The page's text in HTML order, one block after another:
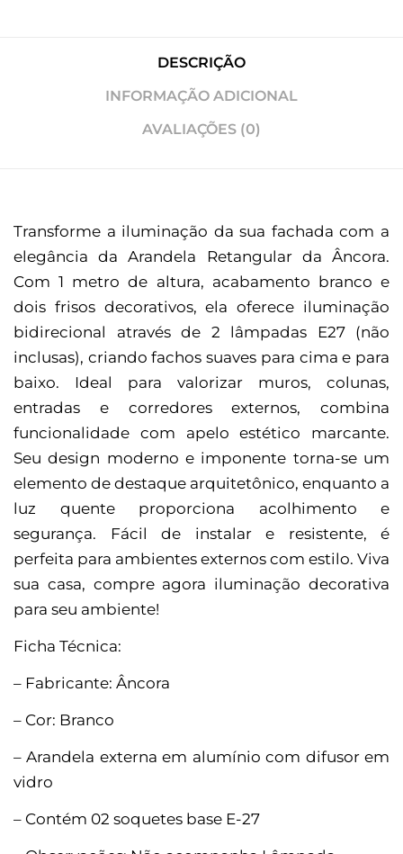
DESCRIÇÃO
INFORMAÇÃO ADICIONAL
AVALIAÇÕES (0)
Transforme a iluminação da sua fachada com a
elegância da Arandela Retangular da Âncora.
Com 1 metro de altura, acabamento branco e
dois frisos decorativos, ela oferece iluminação
bidirecional através de 2 lâmpadas E27 (não
inclusas), criando fachos suaves para cima e para
baixo. Ideal para valorizar muros, colunas,
entradas e corredores externos, combina
funcionalidade com apelo estético marcante.
Seu design moderno e imponente torna-se um
elemento de destaque arquitetônico, enquanto a
luz quente proporciona acolhimento e
segurança. Fácil de instalar e resistente, é
perfeita para ambientes externos com estilo. Viva
sua casa, compre agora iluminação decorativa
para seu ambiente!
Ficha Técnica:
– Fabricante: Âncora
– Cor: Branco
– Arandela externa em alumínio com difusor em
vidro
– Contém 02 soquetes base E-27